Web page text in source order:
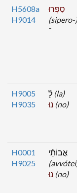
H5608a
H9014
סִפְּרוּ
(sipero-)
־
H9005
H9035
(la)
(no)
H0001
H9025
אֲבוֹתֵ֜י
(no)